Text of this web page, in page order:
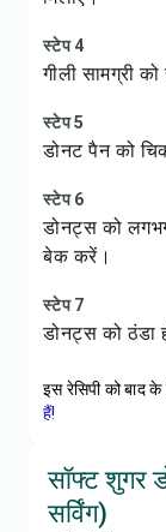
स्टेप 4
गीली सामग्री
स्टेप 5
डोनट पैन को
स्टेप 6
डोनट्स को
बेक करें।
स्टेप 7
डोनट्स को ठंडा
इस रेसिपी को बाद
हैं!
सॉफ्ट शुगर
सर्विंग)